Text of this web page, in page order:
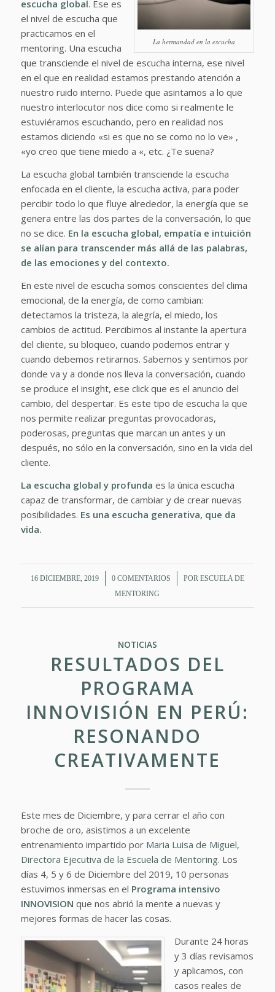
La hermandad en la escucha
escucha global. Ese es
el nivel de escucha que
practicamos en el
mentoring. Una escucha
que transciende el nivel de escucha interna, ese nivel
en el que en realidad estamos prestando atención a
nuestro ruido interno. Puede que asintamos a lo que
nuestro interlocutor nos dice como si realmente le
estuviéramos escuchando, pero en realidad nos
estamos diciendo «si es que no se como no lo ve» ,
«yo creo que tiene miedo a «, etc. ¿Te suena?
La escucha global también transciende la escucha
enfocada en el cliente, la escucha activa, para poder
percibir todo lo que fluye alrededor, la energía que se
genera entre las dos partes de la conversación, lo que
no se dice. En la escucha global, empatía e intuición
se alían para transcender más allá de las palabras,
de las emociones y del contexto.
En este nivel de escucha somos conscientes del clima
emocional, de la energía, de como cambian:
detectamos la tristeza, la alegría, el miedo, los
cambios de actitud. Percibimos al instante la apertura
del cliente, su bloqueo, cuando podemos entrar y
cuando debemos retirarnos. Sabemos y sentimos por
donde va y a donde nos lleva la conversación, cuando
se produce el insight, ese click que es el anuncio del
cambio, del despertar. Es este tipo de escucha la que
nos permite realizar preguntas provocadoras,
poderosas, preguntas que marcan un antes y un
después, no sólo en la conversación, sino en la vida del
cliente.
La escucha global y profunda es la única escucha
capaz de transformar, de cambiar y de crear nuevas
posibilidades. Es una escucha generativa, que da
vida.
16 DICIEMBRE, 2019
/ 0 COMENTARIOS
/ POR ESCUELA DE
MENTORING
NOTICIAS
RESULTADOS DEL
PROGRAMA
INNOVISIÓN EN PERÚ:
RESONANDO
CREATIVAMENTE
Este mes de Diciembre, y para cerrar el año con
broche de oro, asistimos a un excelente
entrenamiento impartido por Maria Luisa de Miguel,
Directora Ejecutiva de la Escuela de Mentoring. Los
días 4, 5 y 6 de Diciembre del 2019, 10 personas
estuvimos inmersas en el Programa intensivo
INNOVISION que nos abrió la mente a nuevas y
mejores formas de hacer las cosas.
Durante 24 horas
y 3 días revisamos
y aplicamos, con
casos reales de